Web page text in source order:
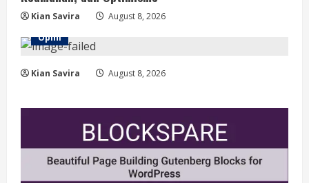
Kian Savira
August 8, 2026
Opini
Kian Savira August 8, 2026